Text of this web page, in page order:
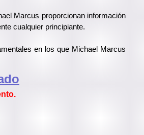
Marcus proporcionan información
cualquier principiante.
en los que Michael Marcus